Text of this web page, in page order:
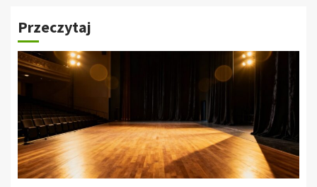
Przeczytaj